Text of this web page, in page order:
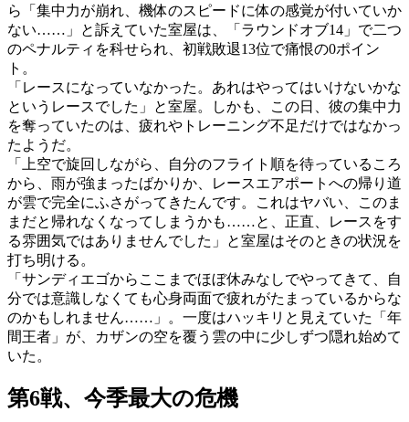
ら「集中力が崩れ、機体のスピードに体の感覚が付いていか
ない……」と訴えていた室屋は、「ラウンドオブ14」で二つ
のペナルティを科せられ、初戦敗退13位で痛恨の0ポイン
ト。
「レースになっていなかった。あれはやってはいけないかな
というレースでした」と室屋。しかも、この日、彼の集中力
を奪っていたのは、疲れやトレーニング不足だけではなかっ
たようだ。
「上空で旋回しながら、自分のフライト順を待っているころ
から、雨が強まったばかりか、レースエアポートへの帰り道
が雲で完全にふさがってきたんです。これはヤバい、このま
まだと帰れなくなってしまうかも……と、正直、レースをす
る雰囲気ではありませんでした」と室屋はそのときの状況を
打ち明ける。
「サンディエゴからここまでほぼ休みなしでやってきて、自
分では意識しなくても心身両面で疲れがたまっているからな
のかもしれません……」。一度はハッキリと見えていた「年
間王者」が、カザンの空を覆う雲の中に少しずつ隠れ始めて
いた。
第6戦、今季最大の危機